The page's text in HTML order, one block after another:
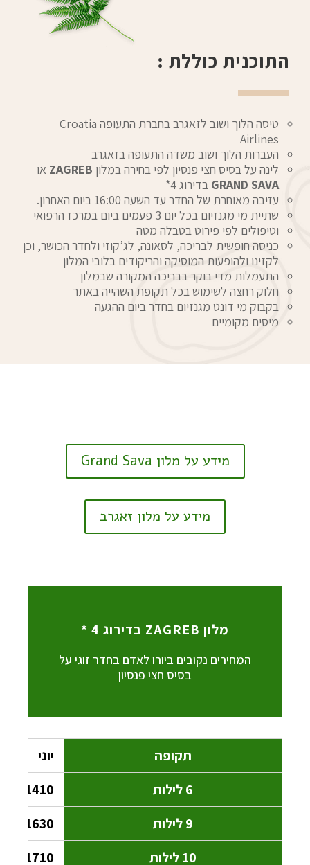
התוכנית כוללת :
טיסה הלוך ושוב לזאגרב בחברת התעופה Croatia
Airlines
העברות הלוך ושוב משדה התעופה בזאגרב
לינה על בסיס חצי פנסיון לפי בחירה במלון ZAGREB או
GRAND SAVA בדירוג 4*
עזיבה מאוחרת של החדר עד השעה 16:00 ביום האחרון.
שתיית מי מגנזיום בכל יום 3 פעמים ביום במרכז הרפואי
וטיפולים לפי פירוט בטבלה מטה
כניסה חופשית לבריכה, לסאונה, לג’קוזי ולחדר הכושר, וכן
לקזינו ולהופעות המוסיקה והריקודים בלובי המלון
התעמלות מדי בוקר בבריכה המקורה שבמלון
חלוק רחצה לשימוש בכל תקופת השהייה באתר
בקבוק מי דונט מגנזיום בחדר ביום ההגעה
מיסים מקומיים
מידע על מלון Grand Sava
מידע על מלון זאגרב
מלון ZAGREB בדירוג 4 *
המחירים נקובים ביורו לאדם בחדר זוגי על
בסיס חצי פנסיון
לילות
9
לילות
לילות
לילות
לילות
יוני
1410
1630
1710